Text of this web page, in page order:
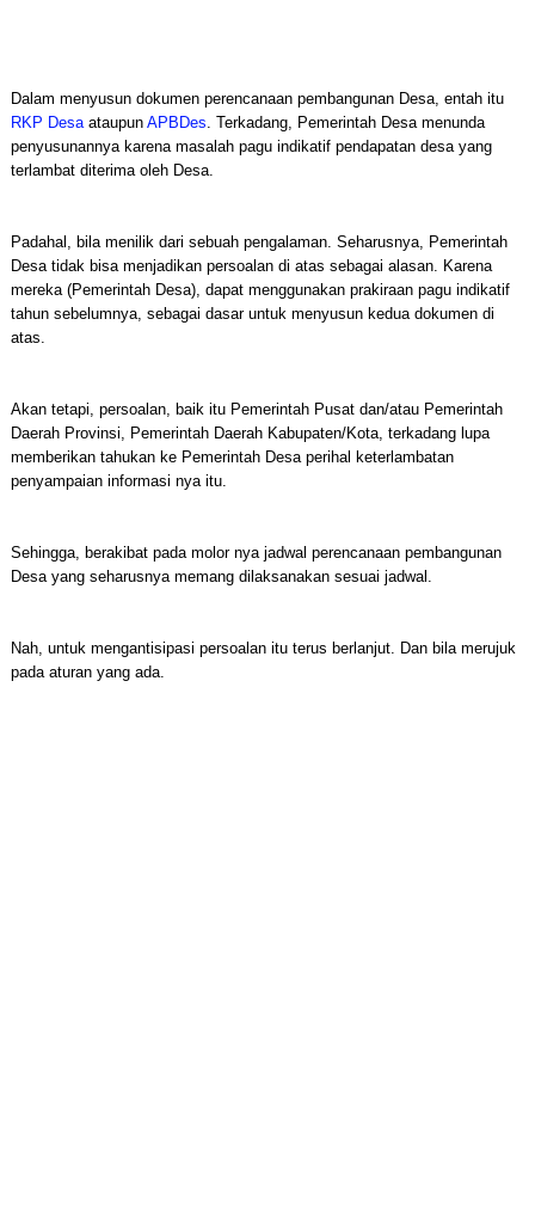
Dalam menyusun dokumen perencanaan pembangunan Desa, entah itu
RKP Desaataupun APBDes. Terkadang, Pemerintah Desa menunda
penyusunannya karena masalah pagu indikatif pendapatan desa yang
terlambat diterima oleh Desa.
Padahal, bila menilik dari sebuah pengalaman. Seharusnya, Pemerintah
Desa tidak bisa menjadikan persoalan di atas sebagai alasan. Karena
mereka (Pemerintah Desa), dapat menggunakan prakiraan pagu indikatif
tahun sebelumnya, sebagai dasar untuk menyusun kedua dokumen di
atas.
Akan tetapi, persoalan, baik itu Pemerintah Pusat dan/atau Pemerintah
Daerah Provinsi, Pemerintah Daerah Kabupaten/Kota, terkadang lupa
memberikan tahukan ke Pemerintah Desa perihal keterlambatan
penyampaian informasi nya itu.
Sehingga, berakibat pada molor nya jadwal perencanaan pembangunan
Desa yang seharusnya memang dilaksanakan sesuai jadwal.
Nah, untuk mengantisipasi persoalan itu terus berlanjut. Dan bila merujuk
pada aturan yang ada.